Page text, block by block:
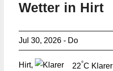
Wetter in Hirt
Jul 30, 2026 - Do
Hirt,
22°C Klarer